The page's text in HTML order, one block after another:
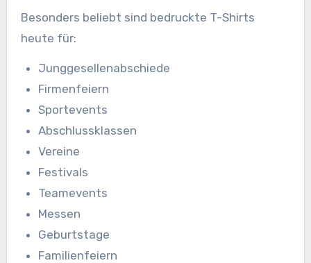
Besonders beliebt sind bedruckte T-Shirts
heute für:
Junggesellenabschiede
Firmenfeiern
Sportevents
Abschlussklassen
Vereine
Festivals
Teamevents
Messen
Geburtstage
Familienfeiern